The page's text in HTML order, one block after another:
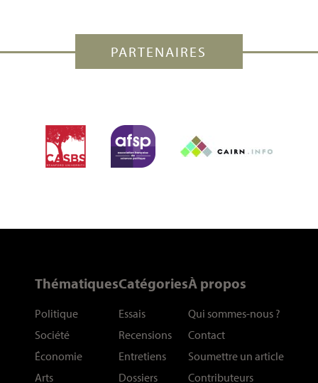
PARTENAIRES
Thématiques
Politique
Société
Économie
Arts
Catégories
Essais
Recensions
Entretiens
Dossiers
À propos
Qui sommes-nous ?
Contact
Soumettre un article
Contributeurs